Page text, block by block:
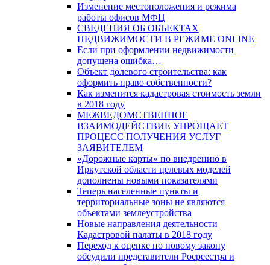
Изменение местоположения и режима
работы офисов МФЦ
СВЕДЕНИЯ ОБ ОБЪЕКТАХ
НЕДВИЖИМОСТИ В РЕЖИМЕ ONLINE
Если при оформлении недвижимости
допущена ошибка…
Объект долевого строительства: как
оформить право собственности?
Как изменится кадастровая стоимость земли
в 2018 году
МЕЖВЕДОМСТВЕННОЕ
ВЗАИМОДЕЙСТВИЕ УПРОЩАЕТ
ПРОЦЕСС ПОЛУЧЕНИЯ УСЛУГ
ЗАЯВИТЕЛЕМ
«Дорожные карты» по внедрению в
Иркутской области целевых моделей
дополнены новыми показателями
Теперь населенные пункты и
территориальные зоны не являются
объектами землеустройства
Новые направления деятельности
Кадастровой палаты в 2018 году
Переход к оценке по новому закону
обсудили представители Росреестра и